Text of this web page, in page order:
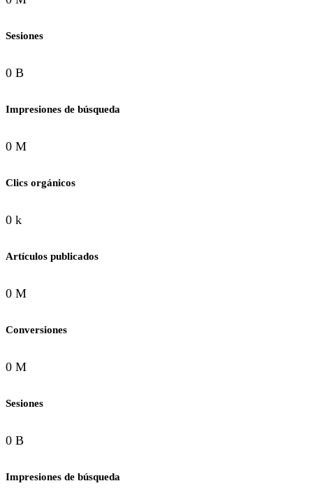
Sesiones
0 B
Impresiones de búsqueda
0 M
Clics orgánicos
0 k
Artículos publicados
0 M
Conversiones
0 M
Sesiones
0 B
Impresiones de búsqueda